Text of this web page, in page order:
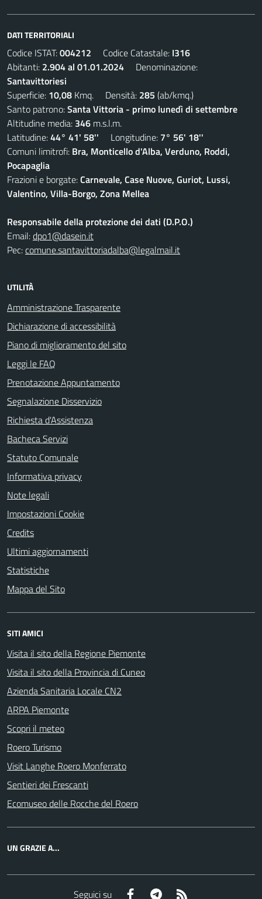
DATI TERRITORIALI
Codice ISTAT:004212 Codice Catastale: I316
Abitanti: 2.904 al 01.01.2024 Denominazione:
Santavittoriesi
Superficie: 10,08 Kmq. Densità: 285 (ab/kmq.)
Santo patrono:Santa Vittoria - primo lunedì di settembre
Altitudine media: 346 m.s.l.m.
Latitudine:44° 41' 58'' Longitudine: 7° 56' 18''
Comuni limitrofi: Bra, Monticello d'Alba, Verduno, Roddi,
Pocapaglia
Frazioni e borgate:Carnevale, Case Nuove, Guriot, Lussi,
Valentino, Villa-Borgo, Zona Mellea
Responsabile della protezione dei dati (D.P.O.)
Email:dpo1@dasein.it
Pec:comune.santavittoriadalba@legalmail.it
UTILITÀ
Amministrazione Trasparente
Dichiarazione di accessibilità
Piano di miglioramento del sito
Leggi le FAQ
Prenotazione Appuntamento
Segnalazione Disservizio
Richiesta d'Assistenza
Bacheca Servizi
Statuto Comunale
Informativa privacy
Note legali
Impostazioni Cookie
Credits
Ultimi aggiornamenti
Statistiche
Mappa del Sito
SITI AMICI
Visita il sito della Regione Piemonte
Visita il sito della Provincia di Cuneo
Azienda Sanitaria Locale CN2
ARPA Piemonte
Scopri il meteo
Roero Turismo
Visit Langhe Roero Monferrato
Sentieri dei Frescanti
Ecomuseo delle Rocche del Roero
UN GRAZIE A...
Seguici su Facebook Telegram